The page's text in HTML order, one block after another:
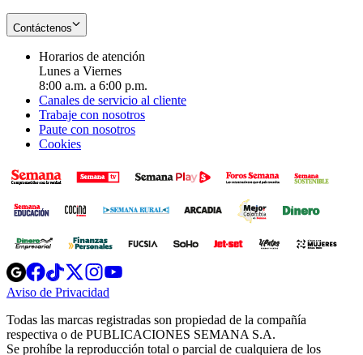
Contáctenos
Horarios de atención
Lunes a Viernes
8:00 a.m. a 6:00 p.m.
Canales de servicio al cliente
Trabaje con nosotros
Paute con nosotros
Cookies
Opens
in
new
Opens
in
new
Opens
in
new
window
Opens
new
windowwindow
Aviso de Privacidad
new
window
Todas las marcas registradas son propiedad de la compañía
respectiva o de PUBLICACIONES SEMANA S.A.
Se prohíbe la reproducción total o parcial de cualquiera de los